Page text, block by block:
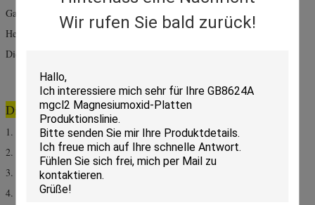
Wir rufen Sie bald zurück!
Gastmaschine/hydraulisches System/Stromverteilsystem/
Heizungssystem / Kernröhren
Die Maschine könnte hohlen Kern leichte Wandplatten machen
Die Merkmale der Wandplatte:
1. Wärmedämmung
2. Schalldämmung
3. wasserdichte
4. Feuchtigkeitsdämmung